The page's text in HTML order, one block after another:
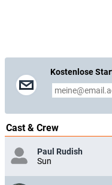
Kostenlose
Cast & Crew
Paul Rudish
Sun